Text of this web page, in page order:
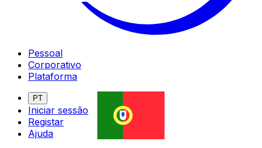
Pessoal
Corporativo
Plataforma
PT
Iniciar sessão
Registar
Ajuda